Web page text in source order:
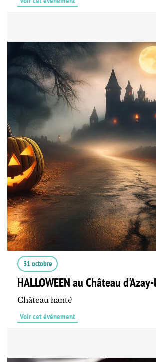
31 octobre
HALLOWEEN au Château
Château hanté
Voir cet événement